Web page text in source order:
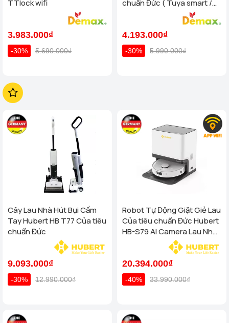
TTlock wifi
3.983.000₫
-30% 5.690.000₫
chuẩn Đức ( Tuya smart /
App TTlock wifi )
4.193.000₫
-30% 5.990.000₫
Cây Lau Nhà Hút Bụi Cầm
Tay Hubert HB T77 Của tiêu
chuẩn Đức
9.093.000₫
-30% 12.990.000₫
Robot Tự Động Giặt Giẻ Lau
Của tiêu chuẩn Đức Hubert
HB-S79 AI Camera Lau Nhà
Hút Bụi, diệt khuẩn
20.394.000₫
-40% 33.990.000₫